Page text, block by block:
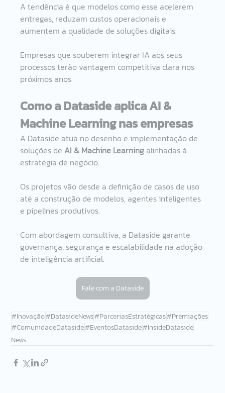
A tendência é que modelos como esse acelerem
entregas, reduzam custos operacionais e
aumentem a qualidade de soluções digitais.
Empresas que souberem integrar IA aos seus
processos terão vantagem competitiva clara nos
próximos anos.
Como a Dataside aplica AI &
Machine Learning nas empresas
A Dataside atua no desenho e implementação de
soluções de AI & Machine Learning alinhadas à
estratégia de negócio.
Os projetos vão desde a definição de casos de uso
até a construção de modelos, agentes inteligentes
e pipelines produtivos.
Com abordagem consultiva, a Dataside garante
governança, segurança e escalabilidade na adoção
de inteligência artificial.
Fale com a Dataside
#Inovação#DatasideNews#ParceriasEstratégicas#Premiações
#ComunidadeDataside#EventosDataside#InsideDataside
News